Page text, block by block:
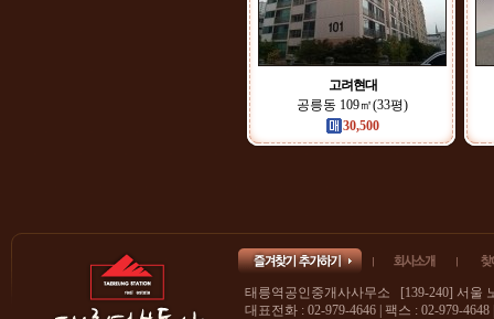
고려현대
공릉동 109㎡(33평)
30,500
태릉역공인중개사사무소 [139-240] 서울
대표전화 : 02-979-4646 | 팩스 : 02-979-4648